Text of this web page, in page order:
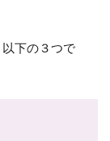
下の３つで